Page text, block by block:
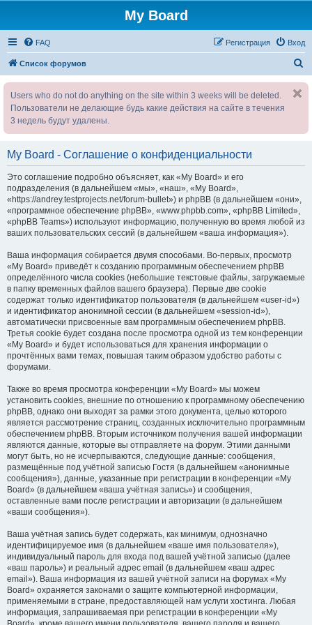
My Board
FAQ Вход
Регистрация
Список форумов
Users who do not do anything on the site within 3 weeks will be deleted.
Пользователи не делающие будь какие действия на сайте в течения
3 недель будут удалены.
My Board - Соглашение о конфиденциальности
Это соглашение подробно объясняет, как «My Board» и его
подразделения (в дальнейшем «мы», «наш», «My Board»,
«https://andrey.testprojects.net/forum-bullet») и phpBB (в дальнейшем «они»,
«программное обеспечение phpBB», «www.phpbb.com», «phpBB Limited»,
«phpBB Teams») используют информацию, полученную во время любой из
ваших пользовательских сессий (в дальнейшем «ваша информация»).
Ваша информация собирается двумя способами. Во-первых, просмотр
«My Board» приведёт к созданию программным обеспечением phpBB
определённого числа cookies (небольшие текстовые файлы, загружаемые
в папку временных файлов вашего браузера). Первые две cookie
содержат только идентификатор пользователя (в дальнейшем «user-id»)
и идентификатор анонимной сессии (в дальнейшем «session-id»),
автоматически присвоенные вам программным обеспечением phpBB.
Третья cookie будет создана после просмотра одной из тем конференции
«My Board» и будет использоваться для хранения информации о
прочтённых вами темах, повышая таким образом удобство работы с
форумами.
Также во время просмотра конференции «My Board» мы можем
установить cookies, внешние по отношению к программному обеспечению
phpBB, однако они выходят за рамки этого документа, целью которого
является рассмотрение страниц, созданных исключительно программным
обеспечением phpBB. Вторым источником получения вашей информации
являются данные, которые вы отправляете на форум. Этими данными
могут быть, но не исчерпываются, следующие данные: сообщения,
размещённые под учётной записью Гостя (в дальнейшем «анонимные
сообщения»), данные, указанные при регистрации в конференции «My
Board» (в дальнейшем «ваша учётная запись») и сообщения,
оставленные вами после регистрации и авторизации (в дальнейшем
«ваши сообщения»).
Ваша учётная запись будет содержать, как минимум, однозначно
идентифицируемое имя (в дальнейшем «ваше имя пользователя»),
индивидуальный пароль для входа под вашей учётной записью (далее
«ваш пароль») и реальный адрес email (в дальнейшем «ваш адрес
email»). Ваша информация из вашей учётной записи на форумах «My
Board» охраняется законами о защите компьютерной информации,
применяемыми в стране, предоставляющей нам услуги хостинга. Любая
информация, запрашиваемая при регистрации в конференции «My